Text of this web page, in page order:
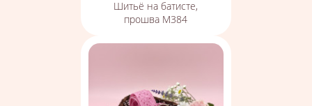
Шитьё на батисте,
прошва М384